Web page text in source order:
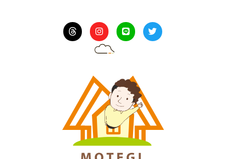
I
n
s
t
a
m
L
i
n
T
w
i